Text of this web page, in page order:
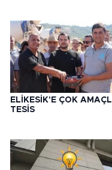
ELİKESİK'E ÇOK AMAÇLI
TESİS